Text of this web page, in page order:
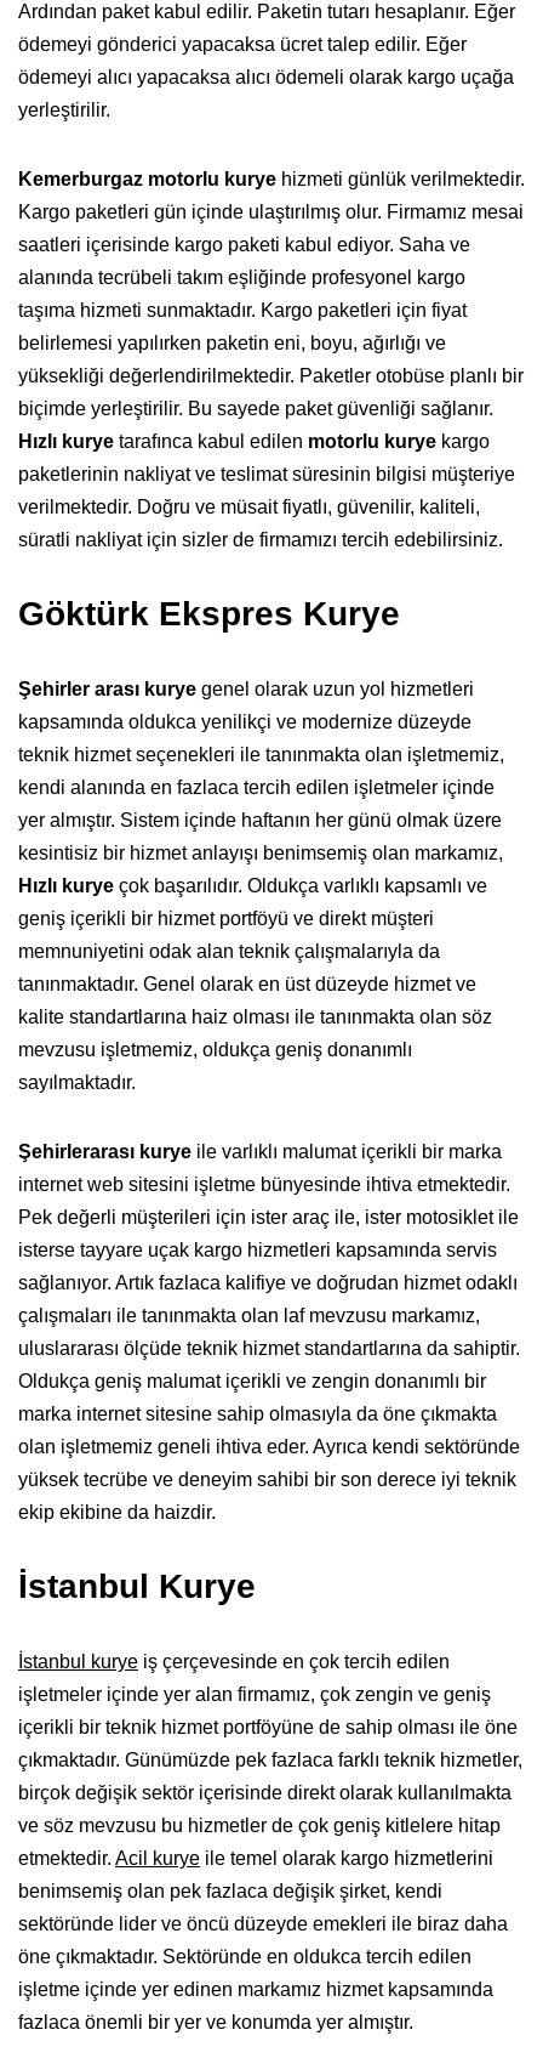
Ardından paket kabul edilir. Paketin tutarı hesaplanır. Eğer
ödemeyi gönderici yapacaksa ücret talep edilir. Eğer
ödemeyi alıcı yapacaksa alıcı ödemeli olarak kargo uçağa
yerleştirilir.
Kemerburgaz motorlu kurye hizmeti günlük verilmektedir.
Kargo paketleri gün içinde ulaştırılmış olur. Firmamız mesai
saatleri içerisinde kargo paketi kabul ediyor. Saha ve
alanında tecrübeli takım eşliğinde profesyonel kargo
taşıma hizmeti sunmaktadır. Kargo paketleri için fiyat
belirlemesi yapılırken paketin eni, boyu, ağırlığı ve
yüksekliği değerlendirilmektedir. Paketler otobüse planlı bir
biçimde yerleştirilir. Bu sayede paket güvenliği sağlanır.
Hızlı kurye tarafınca kabul edilen motorlu kurye kargo
paketlerinin nakliyat ve teslimat süresinin bilgisi müşteriye
verilmektedir. Doğru ve müsait fiyatlı, güvenilir, kaliteli,
süratli nakliyat için sizler de firmamızı tercih edebilirsiniz.
Göktürk Ekspres Kurye
Şehirler arası kurye genel olarak uzun yol hizmetleri
kapsamında oldukca yenilikçi ve modernize düzeyde
teknik hizmet seçenekleri ile tanınmakta olan işletmemiz,
kendi alanında en fazlaca tercih edilen işletmeler içinde
yer almıştır. Sistem içinde haftanın her günü olmak üzere
kesintisiz bir hizmet anlayışı benimsemiş olan markamız,
Hızlı kurye çok başarılıdır. Oldukça varlıklı kapsamlı ve
geniş içerikli bir hizmet portföyü ve direkt müşteri
memnuniyetini odak alan teknik çalışmalarıyla da
tanınmaktadır. Genel olarak en üst düzeyde hizmet ve
kalite standartlarına haiz olması ile tanınmakta olan söz
mevzusu işletmemiz, oldukça geniş donanımlı
sayılmaktadır.
Şehirlerarası kurye ile varlıklı malumat içerikli bir marka
internet web sitesini işletme bünyesinde ihtiva etmektedir.
Pek değerli müşterileri için ister araç ile, ister motosiklet ile
isterse tayyare uçak kargo hizmetleri kapsamında servis
sağlanıyor. Artık fazlaca kalifiye ve doğrudan hizmet odaklı
çalışmaları ile tanınmakta olan laf mevzusu markamız,
uluslararası ölçüde teknik hizmet standartlarına da sahiptir.
Oldukça geniş malumat içerikli ve zengin donanımlı bir
marka internet sitesine sahip olmasıyla da öne çıkmakta
olan işletmemiz geneli ihtiva eder. Ayrıca kendi sektöründe
yüksek tecrübe ve deneyim sahibi bir son derece iyi teknik
ekip ekibine da haizdir.
İstanbul Kurye
İstanbul kurye iş çerçevesinde en çok tercih edilen
işletmeler içinde yer alan firmamız, çok zengin ve geniş
içerikli bir teknik hizmet portföyüne de sahip olması ile öne
çıkmaktadır. Günümüzde pek fazlaca farklı teknik hizmetler,
birçok değişik sektör içerisinde direkt olarak kullanılmakta
ve söz mevzusu bu hizmetler de çok geniş kitlelere hitap
etmektedir. Acil kurye ile temel olarak kargo hizmetlerini
benimsemiş olan pek fazlaca değişik şirket, kendi
sektöründe lider ve öncü düzeyde emekleri ile biraz daha
öne çıkmaktadır. Sektöründe en oldukca tercih edilen
işletme içinde yer edinen markamız hizmet kapsamında
fazlaca önemli bir yer ve konumda yer almıştır.